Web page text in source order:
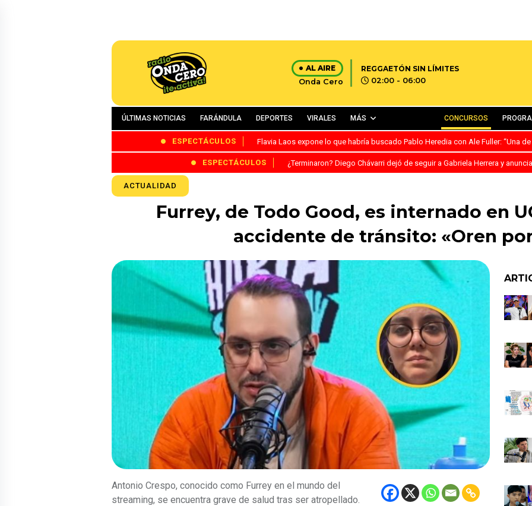
AL AIRE
Onda Cero
REGGAETÓN SIN LÍMITES
02:00 - 06:00
ÚLTIMAS NOTICIAS FARÁNDULA DEPORTES VIRALES MÁS CONCURSOS
ESPECTÁCULOS Flavia Laos expone lo que habría buscado Pablo Heredia con Ale Fuller: “Una
ESPECTÁCULOS ¿Terminaron? Diego Chávarri dejó de seguir a Gabriela Herrera y
ACTUALIDAD
Furrey, de Todo Good, es internado en
accidente de tránsito: «Oren
Antonio Crespo, conocido como Furrey en el mundo del
streaming, se encuentra grave de salud tras ser atropellado.